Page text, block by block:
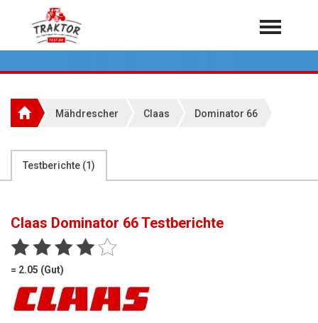
Home
Rundballenpressen
Teleskoplader
Rasentraktoren
Über 7.000 Testberichte
Mähdrescher Claas Dominator 66
Testberichte (1)
Claas Dominator 66Testberichte
= 2.05 (Gut)